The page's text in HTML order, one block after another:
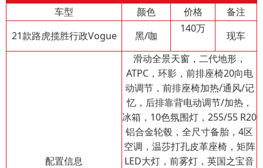
车型
颜色 价格
备注
21款路虎揽胜行政Vogue
黑/咖
140万
现车
配置信息
滑动全景天窗，二代地形，
ATPC，环影，前排座椅20向电
动调节，前排座椅加热/通风/记
忆，后排靠背电动调节/加热，
冰箱，10色氛围灯，255/55 R20
铝合金轮毂，全尺寸备胎，4区
空调，温莎打孔皮革座椅，矩阵
LED大灯，前雾灯，英国之宝音